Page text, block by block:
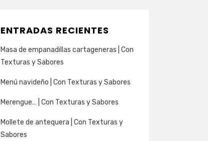
ENTRADAS RECIENTES
Masa de empanadillas cartageneras | Con
Texturas y Sabores
Menú navideño | Con Texturas y Sabores
Merengue… | Con Texturas y Sabores
Mollete de antequera | Con Texturas y
Sabores